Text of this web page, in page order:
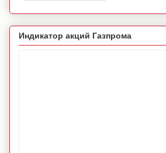
Индикатор акций Газпрома